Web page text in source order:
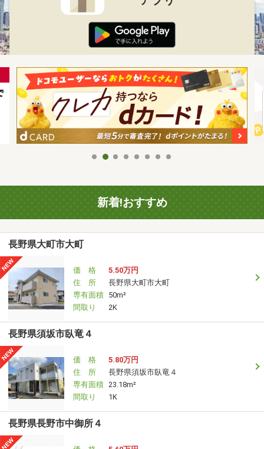
新着!おすすめ
長野県大町市大町
価 格
5.50万円
住 所
長野県大町市大町
専有面積 50m²
間取り
2K
長野県須坂市臥竜４
価 格
5.80万円
住 所
長野県須坂市臥竜４
専有面積 23.18m²
間取り
1K
長野県長野市中御所４